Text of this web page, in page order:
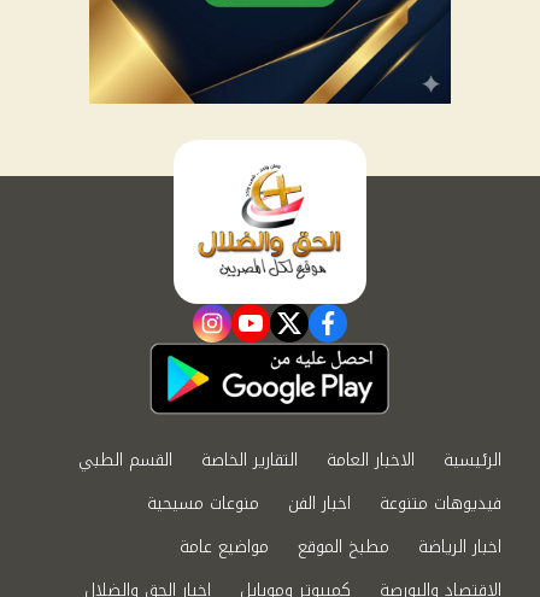
facebook
twitter
youtube
instagram
الرئيسية الاخبار العامة التقارير الخاصة
القسم الطبي
فيديوهات متنوعة
اخبار الفن
منوعات مسيحية
اخبار الرياضة
مطبخ الموقع
مواضيع عامة
الاقتصاد والبورصة
كمبيوتر وموبايل اخبار الحق والضلال